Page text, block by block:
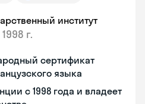
институт
1998 г.
сертификат
языка
с 1998 года и владеет